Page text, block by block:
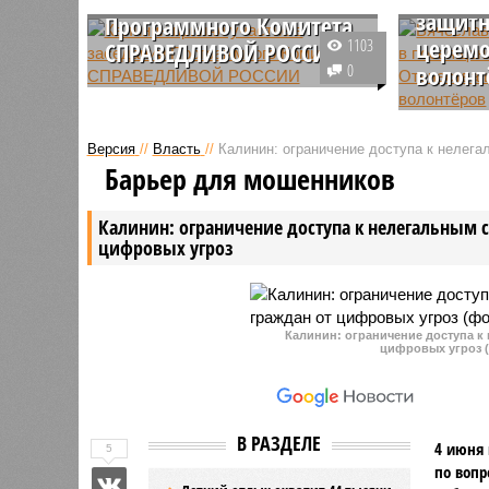
Программного Комитета
СПРАВЕДЛИВОЙ РОССИИ
Председатель Совета
боевых действий, полковник
запаса Вячеслав Калинин принял
участие в работе Программного
Комитета Социалистической
партии СПРАВЕДЛИВАЯ
1103
0
Депутат
Калинин
на
Версия // Власть // Калинин: ограничение доступа к
Калинин: ограничение доступа к
цифровых угроз
Барьер для мошенников
Калинин: ограничение доступа
цифровых угроз
В РАЗДЕЛЕ
4 июня
по
5